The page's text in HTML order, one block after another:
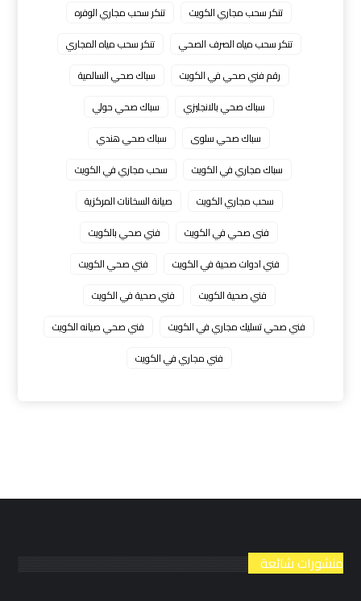
تنكر سحب مجاري الكويت
تنكر سحب مجاري الوفره
تنكر سحب مياه الصرف الصحي
تنكر سحب مياه المجاري
رقم فني صحي في الكويت
سباك صحي السالمية
سباك صحي بالانجليزي
سباك صحي حولي
سباك صحي سلوى
سباك صحي هندي
سباك مجاري في الكويت
سحب مجاري في الكويت
سحب مجاري الكويت
صيانة السخانات المركزية
فنى صحي في الكويت
فني صحي بالكويت
فني ادوات صحية في الكويت
فني صحي الكويت
فني صحية الكويت
فني صحية في الكويت
فني صحي تسليك مجاري في الكويت
فني صحي صيانه الكويت
فني مجاري في الكويت
منشورات شائعة